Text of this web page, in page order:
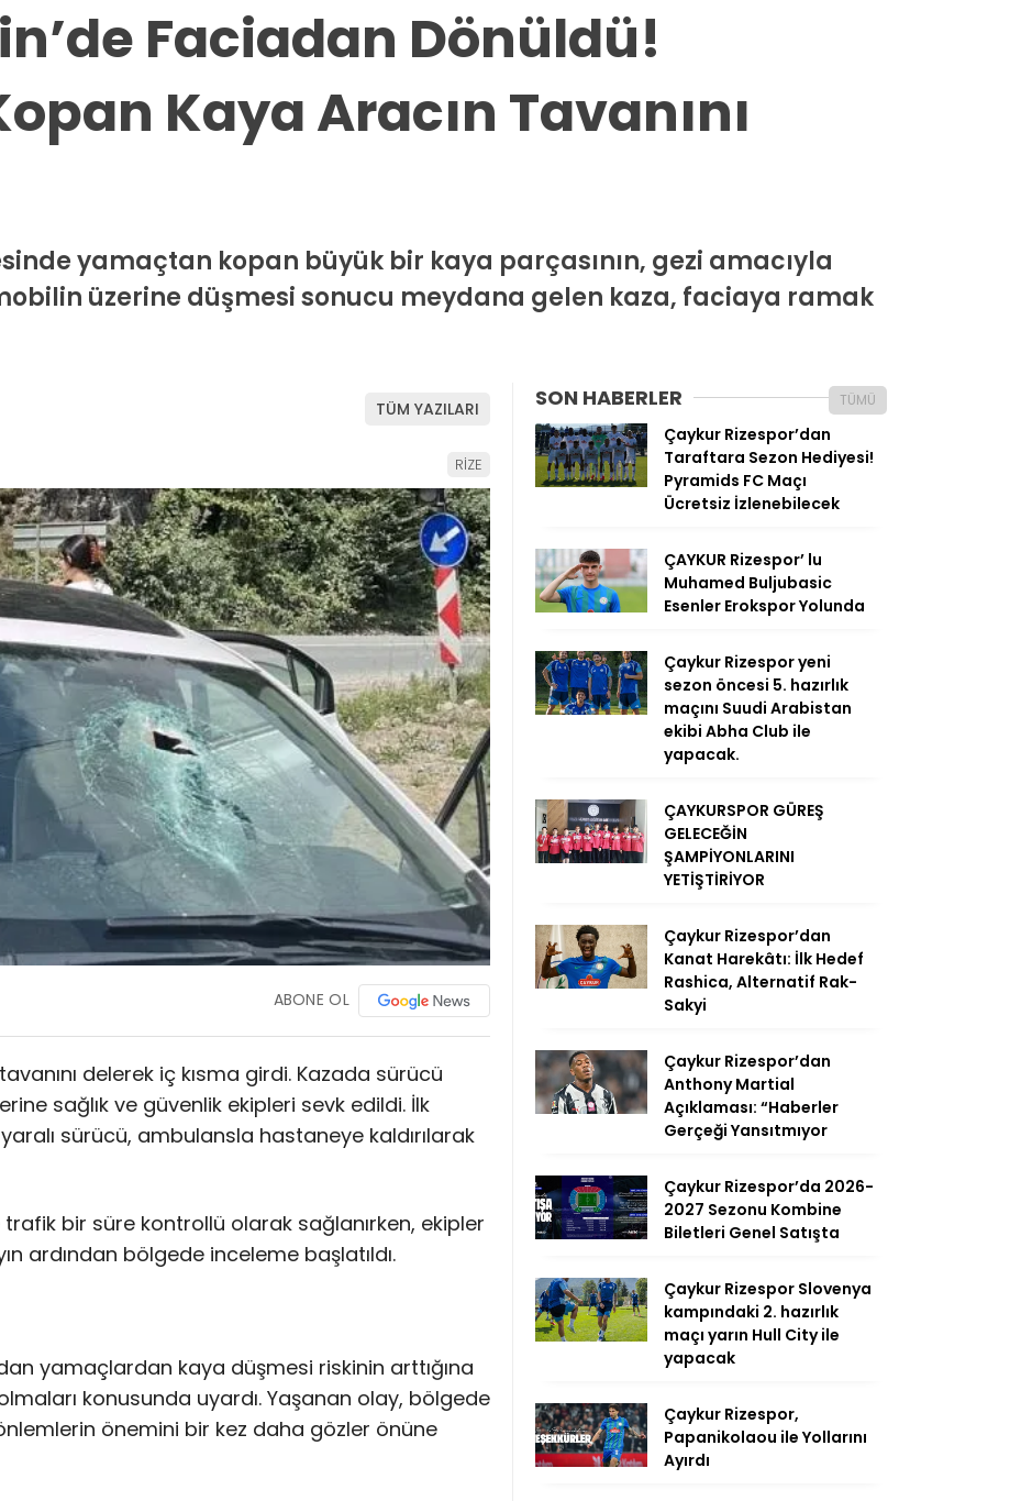
Faciadan Dönüldü!
Kaya Aracın Tavanını
yamaçtan kopan büyük bir kaya parçasının, gezi amacıyla
üzerine düşmesi sonucu meydana gelen kaza, faciaya ramak
TÜM YAZILARI
RİZE
ABONE OL
delerek iç kısma girdi. Kazada sürücü
sağlık ve güvenlik ekipleri sevk edildi. İlk
sürücü, ambulansla hastaneye kaldırılarak
bir süre kontrollü olarak sağlanırken, ekipler
ardından bölgede inceleme başlatıldı.
yamaçlardan kaya düşmesi riskinin arttığına
konusunda uyardı. Yaşanan olay, bölgede
önemini bir kez daha gözler önüne
SON HABERLER TÜMÜ
Çaykur Rizespor’dan
Taraftara Sezon Hediyesi!
Pyramids FC Maçı
Ücretsiz İzlenebilecek
ÇAYKUR Rizespor’ lu
Muhamed Buljubasic
Esenler Erokspor Yolunda
Çaykur Rizespor yeni
sezon öncesi 5. hazırlık
maçını Suudi Arabistan
ekibi Abha Club ile
yapacak.
ÇAYKURSPOR GÜREŞ
GELECEĞİN
ŞAMPİYONLARINI
YETİŞTİRİYOR
Çaykur Rizespor’dan
Kanat Harekâtı: İlk Hedef
Rashica, Alternatif Rak-
Sakyi
Çaykur Rizespor’dan
Anthony Martial
Açıklaması: “Haberler
Gerçeği Yansıtmıyor
Çaykur Rizespor’da 2026-
2027 Sezonu Kombine
Biletleri Genel Satışta
Çaykur Rizespor Slovenya
kampındaki 2. hazırlık
maçı yarın Hull City ile
yapacak
Çaykur Rizespor,
Papanikolaou ile Yollarını
Ayırdı